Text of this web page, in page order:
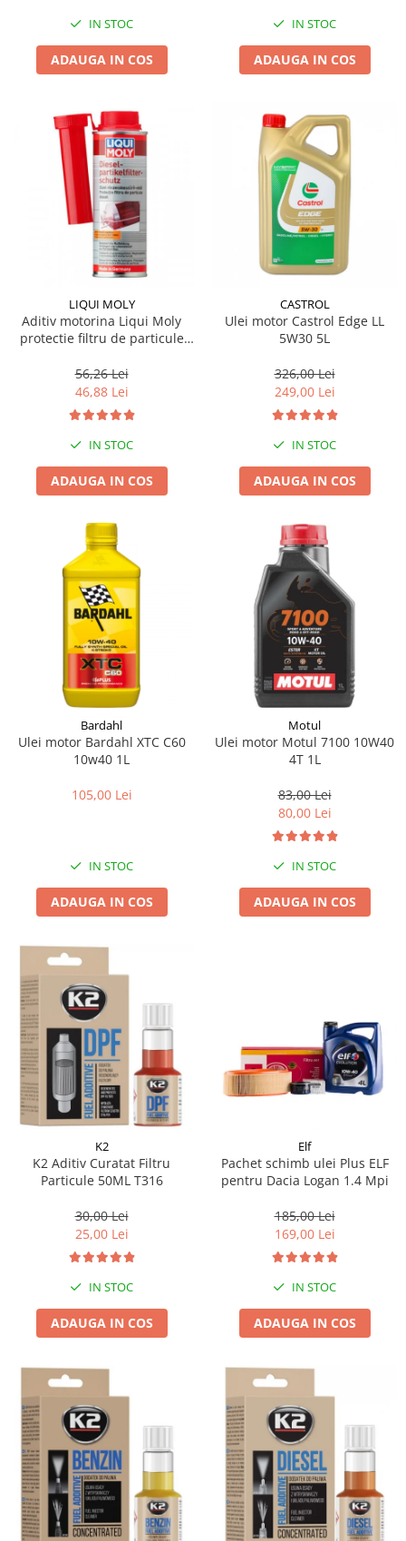
IN STOC
ADAUGA IN COS
IN STOC
ADAUGA IN COS
LIQUI MOLY
Aditiv motorina Liqui Moly
protectie filtru de particule
56,26 Lei
46,88 Lei
IN STOC
ADAUGA IN COS
CASTROL
Ulei motor Castrol Edge LL
5W30 5L
326,00 Lei
249,00 Lei
IN STOC
ADAUGA IN COS
Bardahl
Ulei motor Bardahl XTC C60
10w40 1L
105,00 Lei
IN STOC
ADAUGA IN COS
Motul
Ulei motor Motul 7100 10W40
4T 1L
83,00 Lei
80,00 Lei
IN STOC
ADAUGA IN COS
K2
K2 Aditiv Curatat Filtru
Particule 50ML T316
30,00 Lei
25,00 Lei
IN STOC
ADAUGA IN COS
Elf
Pachet schimb ulei Plus ELF
pentru Dacia Logan 1.4 Mpi
185,00 Lei
169,00 Lei
IN STOC
ADAUGA IN COS